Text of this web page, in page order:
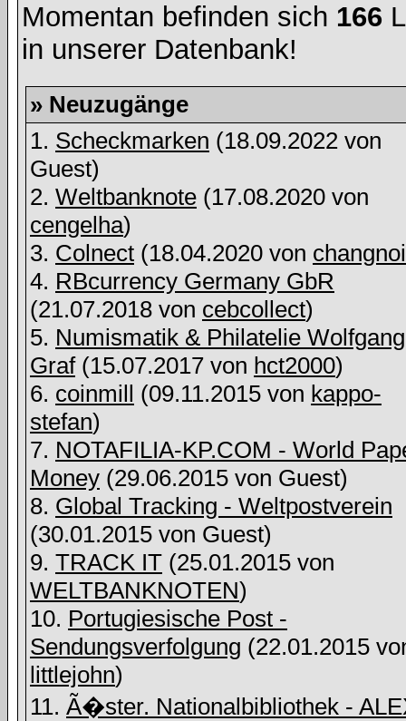
Momentan befinden sich 166
in unserer Datenbank!
» Neuzugänge
1. Scheckmarken (18.09.2022 von
Guest)
2. Weltbanknote (17.08.2020 von
cengelha)
3. Colnect (18.04.2020 von changnoi
4. RBcurrency Germany GbR
(21.07.2018 von cebcollect)
5. Numismatik & Philatelie Wolfgang
Graf(15.07.2017 von hct2000)
6. coinmill (09.11.2015 von kappo-
stefan)
7. NOTAFILIA-KP.COM - World
Money (29.06.2015 von Guest)
8. Global Tracking - Weltpostverein
(30.01.2015 von Guest)
9. TRACK IT (25.01.2015 von
WELTBANKNOTEN)
10. Portugiesische Post -
Sendungsverfolgung (22.01.2015
littlejohn)
11. Ã�ster. Nationalbibliothek -